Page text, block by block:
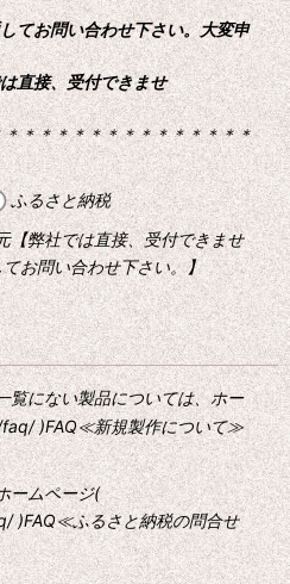
てお問い合わせ下さい。大変申
直接、受付できませ
＊＊＊＊＊＊＊＊＊＊＊＊＊＊
ふるさと納税
【弊社では直接、受付できませ
お問い合わせ下さい。】
覧にない製品については、ホー
)FAQ≪新規製作について≫
ームページ(
)FAQ≪ふるさと納税の問合せ